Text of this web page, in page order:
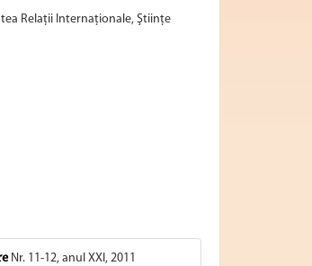
Relaţii Internaţionale, Ştiinţe
Nr. 11-12, anul XXI, 2011